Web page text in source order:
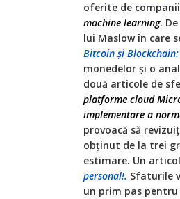
oferite de
machine learning.
lui Maslow în care
Bitcoin și
monedelor și o
două articole de
platforme cloud
implementare a
provoacă să
obținut de la trei
estimare. Un
personal!. Sfaturile
un prim pas